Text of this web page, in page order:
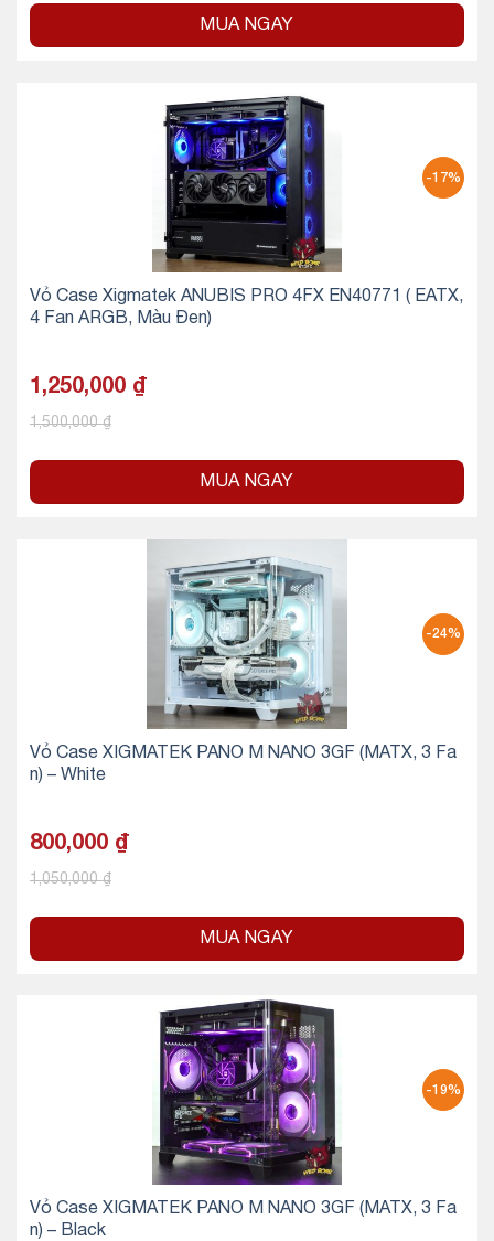
MUA NGAY
-17%
Vỏ Case Xigmatek ANUBIS PRO 4FX EN40771 ( EATX,
4 Fan ARGB, Màu Đen)
1,250,000 ₫
1,500,000₫
MUA NGAY
-24%
Vỏ Case XIGMATEK PANO M NANO 3GF (MATX, 3 Fa
n) – White
800,000 ₫
1,050,000₫
MUA NGAY
-19%
Vỏ Case XIGMATEK PANO M NANO 3GF (MATX, 3 Fa
n) – Black